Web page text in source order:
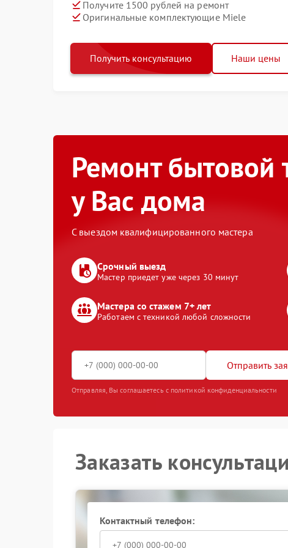
Получите 1500 рублей на ремонт
Оригинальные комплектующие Miele
Получить консультацию Наши цены
Ремонт бытовой
у Вас дома
С выездом квалифицированного мастера
Срочный выезд
Мастер приедет уже через 30 минут
Мастера со стажем 7+ лет
Работаем с техникой любой сложности
Отправить
Отправляя, Вы соглашаетесь с политикой конфиденциальности
Заказать
Контактный телефон: